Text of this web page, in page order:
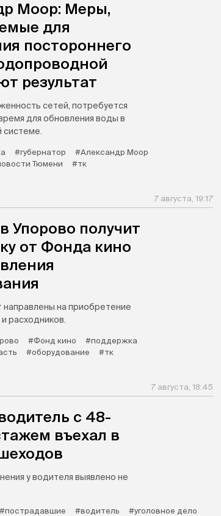
Моор: Меры,
для
постороннего
результат
сетей, потребуется
для обновления воды в
системе.
#губернатор
#Александр Моор
Тюмени #тк
7 августа, 19:17
Упорово получит
от Фонда кино
направлены на приобретение
расходников.
#Фонд кино
#поддержка
#оборудование #тк
7 августа, 18:45
с 48-
въехал в
у водителя выявлено не
#пострадавшие #водитель #уголовное дело